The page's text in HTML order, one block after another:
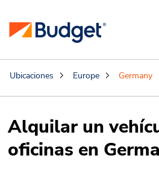
Ubicaciones Europe Germany
Alquilar un
oficinas en